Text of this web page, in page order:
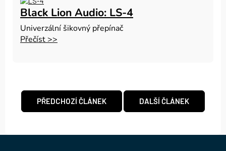
Black Lion Audio: LS‑4
Univerzální šikovný přepínač
Přečíst >>
PŘEDCHOZÍ ČLÁNEK DALŠÍ ČLÁNEK